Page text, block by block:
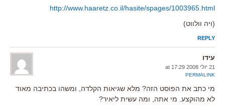
http://www.haaretz.co.il/hasite/spages/1003965.html
(ויה וולווט)
REPLY
עידו
21 יולי 2008 at 17:29
PERMALINK
מי כתב את הפוסט הזה? מלא שגיאות הקלדה, ומשהו בכתיבה מאוד
לא מהוקצע. מי אתה, ומה עשית ליאיר?